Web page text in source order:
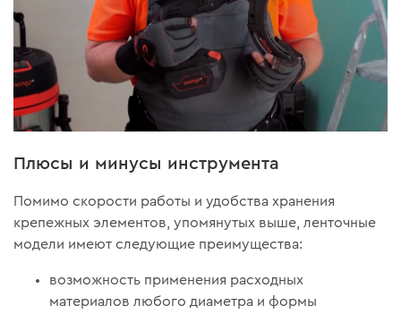
Плюсы и минусы инструмента
Помимо скорости работы и удобства хранения
крепежных элементов, упомянутых выше, ленточные
модели имеют следующие преимущества:
возможность применения расходных
материалов любого диаметра и формы